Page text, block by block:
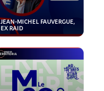
JEAN-MICHEL FAUVERGUE,
EX RAID